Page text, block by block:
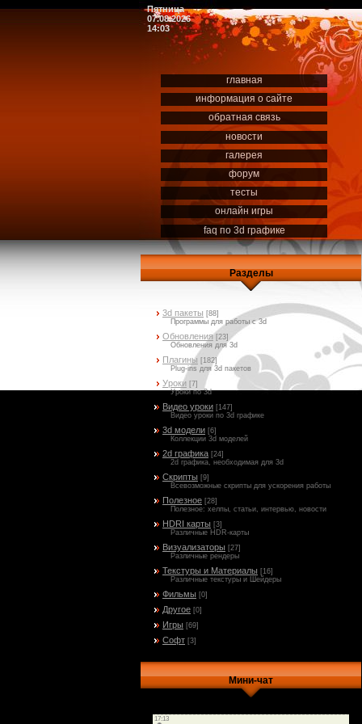
Пятница
07.08.2026
14:03
главная
информация о сайте
обратная связь
новости
галерея
форум
тесты
онлайн игры
faq по 3d графике
Разделы
3d пакеты [88]
Программы для работы с 3d
Обновления [23]
Обновления для 3d
Плагины [182]
Plug-ins для 3d пакетов
Уроки [7]
Уроки по 3d
Видео уроки [147]
Видео уроки по 3d графике
3d модели [6]
Коллекции 3d моделей
2d графика [24]
2d графика, необходимая для 3d
Скрипты [9]
Всевозможные скрипты для ускорения работы
Полезное [28]
Полезное: хелпы, статьи, интервью, новости
HDRI карты [3]
Различные HDR-карты
Визуализаторы [27]
Различные рендеры
Текстуры и Материалы [16]
Различные текстуры и Шейдеры
Фильмы [0]
Другое [0]
Игры [69]
Софт [3]
Мини-чат